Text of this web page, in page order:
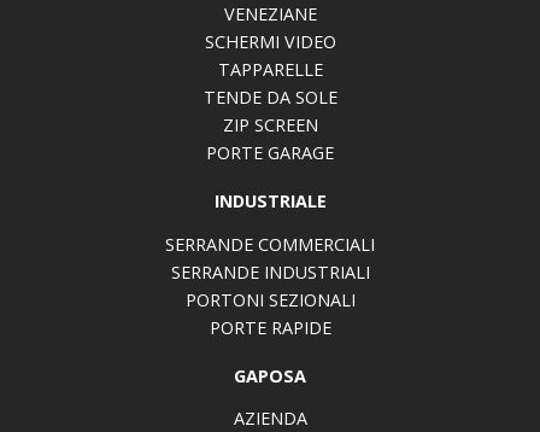
VENEZIANE
SCHERMI VIDEO
TAPPARELLE
TENDE DA SOLE
ZIP SCREEN
PORTE GARAGE
INDUSTRIALE
SERRANDE COMMERCIALI
SERRANDE INDUSTRIALI
PORTONI SEZIONALI
PORTE RAPIDE
GAPOSA
AZIENDA